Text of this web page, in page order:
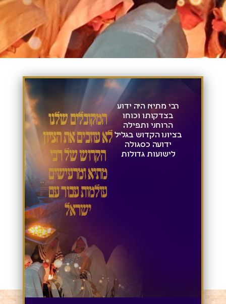
רבי מתיא היה ידוע
בצדקותו וכוחו
הרוחני ותפילה
בציונו הקדוש בגליל
ידועה כסגולה
לישועות גדולות
המקובלים שלנו
לא עוזבים את הציון
הקדוש של רבי
מתיא ומרעישים
עולמות עבור עם
ישראל